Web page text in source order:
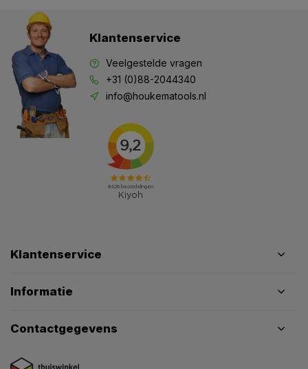
Klantenservice
Veelgestelde vragen
+31 (0)88-2044340
info@houkematools.nl
Klantenservice
Informatie
Contactgegevens